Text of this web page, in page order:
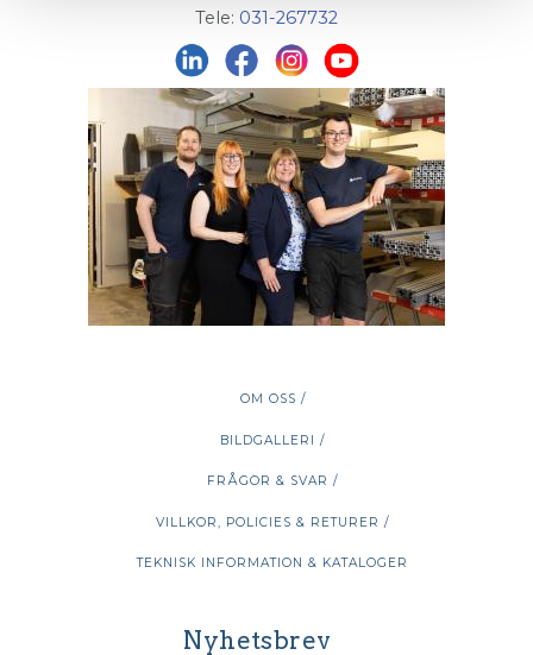
Tele: 031-267732
OM OSS /
BILDGALLERI /
FRÅGOR & SVAR /
VILLKOR, POLICIES & RETURER /
TEKNISK INFORMATION & KATALOGER
Nyhetsbrev